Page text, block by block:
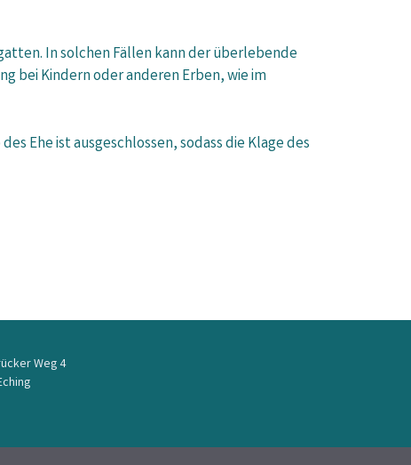
In solchen Fällen kann der überlebende
bei Kindern oder anderen Erben, wie im
Ehe ist ausgeschlossen, sodass die Klage des
Weg 4